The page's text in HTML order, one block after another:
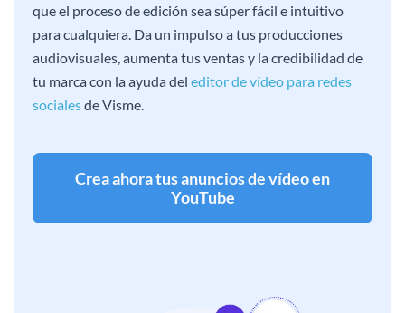
que el proceso de edición sea súper fácil e intuitivo
para cualquiera. Da un impulso a tus producciones
audiovisuales, aumenta tus ventas y la credibilidad de
tu marca con la ayuda del editor de vídeo para redes
socialesde Visme.
Crea ahora tus anuncios de vídeo en
YouTube